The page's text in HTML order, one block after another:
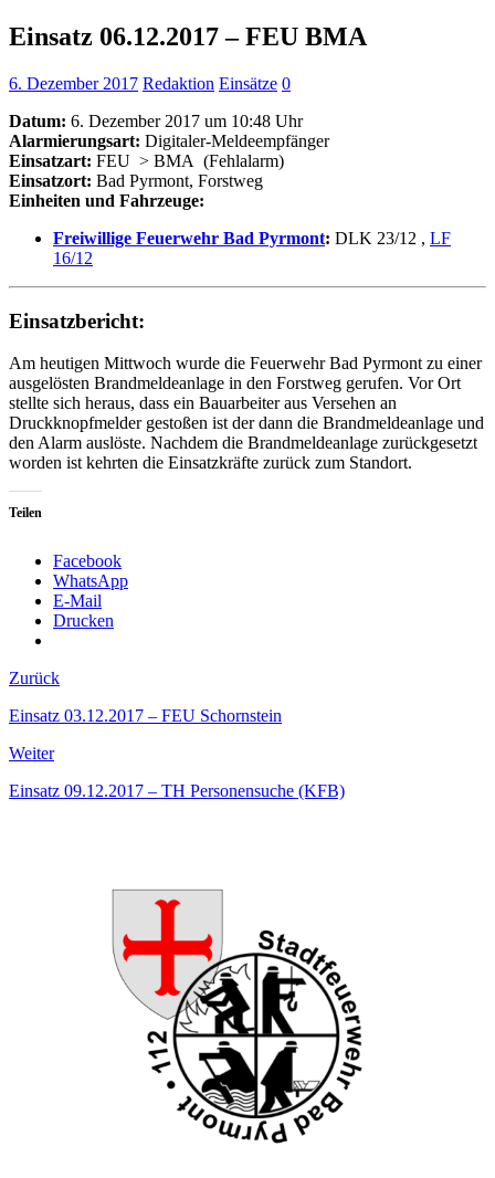
Einsatz 06.12.2017 – FEU BMA
6. Dezember 2017 Redaktion Einsätze 0
Datum: 6. Dezember 2017 um 10:48 Uhr
Alarmierungsart: Digitaler-Meldeempfänger
Einsatzart: FEU > BMA (Fehlalarm)
Einsatzort: Bad Pyrmont, Forstweg
Einheiten und Fahrzeuge:
Freiwillige Feuerwehr Bad Pyrmont: DLK 23/12 , LF
16/12
Einsatzbericht:
Am heutigen Mittwoch wurde die Feuerwehr Bad Pyrmont zu einer
ausgelösten Brandmeldeanlage in den Forstweg gerufen. Vor Ort
stellte sich heraus, dass ein Bauarbeiter aus Versehen an
Druckknopfmelder gestoßen ist der dann die Brandmeldeanlage und
den Alarm auslöste. Nachdem die Brandmeldeanlage zurückgesetzt
worden ist kehrten die Einsatzkräfte zurück zum Standort.
Teilen
Facebook
WhatsApp
E-Mail
Drucken
Zurück
Einsatz 03.12.2017 – FEU Schornstein
Weiter
Einsatz 09.12.2017 – TH Personensuche (KFB)